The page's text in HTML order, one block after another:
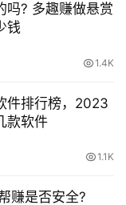
吗? 多趣赚做悬赏
钱
1.4K
件排行榜，2023
款软件
1.1K
赚是否安全?